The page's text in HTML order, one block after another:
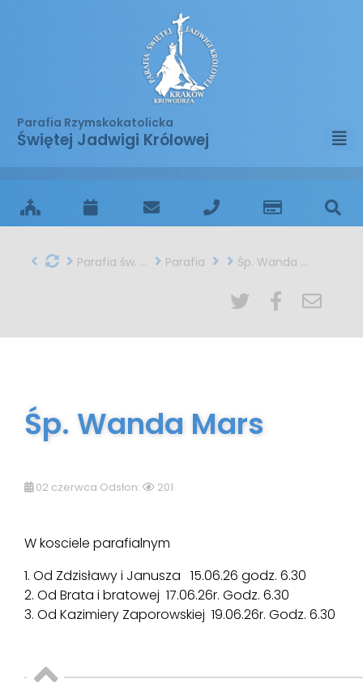
Parafia Rzymskokatolicka
Świętej Jadwigi Królowej
Parafia św. Jadwigi w Krakowie Parafia Śp. Wanda Mars
Śp. Wanda Mars
02 czerwca Odsłon: 201
W kosciele parafialnym
1. Od Zdzisławy i Janusza 15.06.26 godz. 6.30
2. Od Brata i bratowej 17.06.26r. Godz. 6.30
3. Od Kazimiery Zaporowskiej 19.06.26r. Godz. 6.30